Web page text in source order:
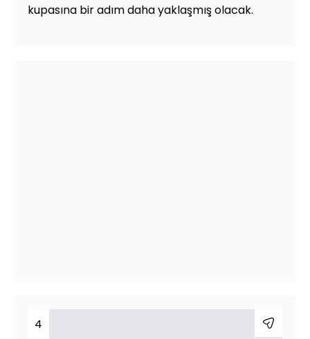
kupasına bir adım daha yaklaşmış olacak.
4